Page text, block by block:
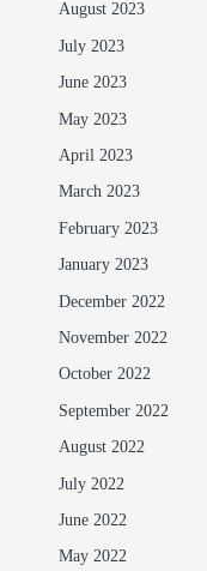
August 2023
July 2023
June 2023
May 2023
April 2023
March 2023
February 2023
January 2023
December 2022
November 2022
October 2022
September 2022
August 2022
July 2022
June 2022
May 2022